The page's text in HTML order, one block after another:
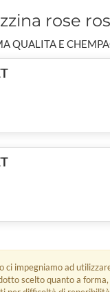
rose
QUALITA E
ci impegniamo ad
scelto quanto a